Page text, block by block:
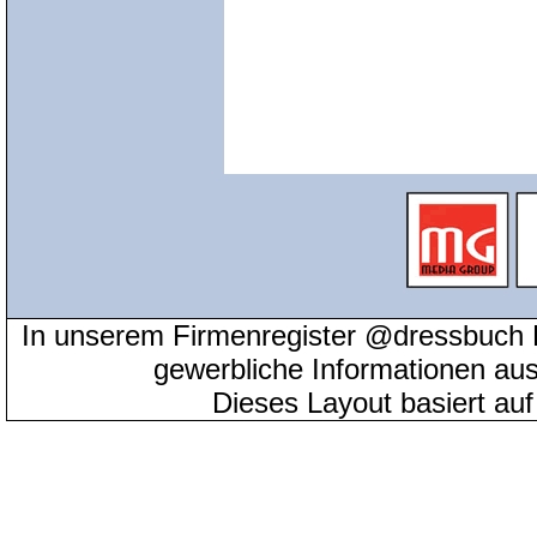
In unserem Firmenregister
gewerbliche Informationen
Dieses Layout basiert